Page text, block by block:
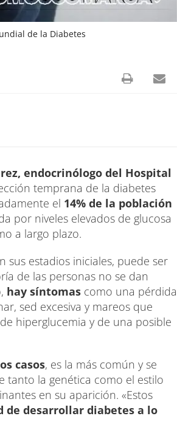
de la Diabetes
endocrinólogo del Hospital
temprana de la diabetes
el 14% de la población
por niveles elevados de glucosa
a largo plazo.
sus estadios iniciales, puede ser
de las personas no se dan
hay síntomas como una pérdida
sed excesiva y mareos que
hiperglucemia y de una posible
casos, es la más común y se
tanto la genética como el estilo
en su aparición. «Estos
de desarrollar diabetes a lo